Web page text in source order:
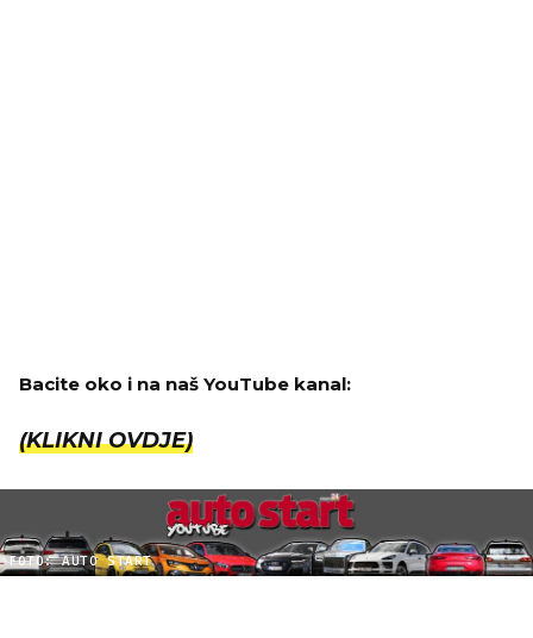
Bacite oko i na naš YouTube kanal:
(KLIKNI OVDJE)
FOTO: AUTO START